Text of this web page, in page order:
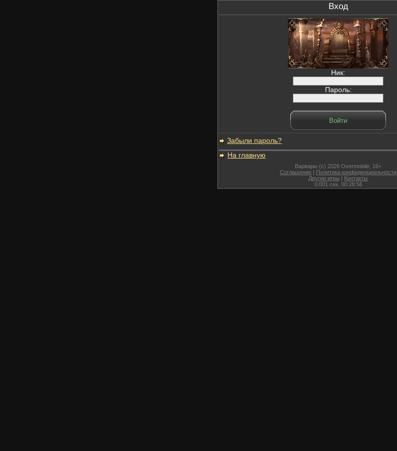
Вход
Ник:
Пароль:
Забыли пароль?
На главную
Варвары (c) 2026 Overmobile, 16+
Соглашение | Политика конфиденциальности
Другие игры | Контакты
0.001 сек, 00:28:56